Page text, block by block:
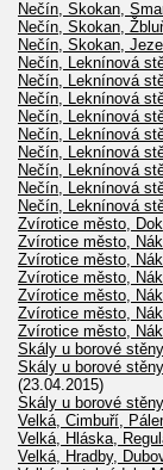
Nečín, Skokan,
Nečín, Skokan,
Nečín, Skokan,
Nečín, Leknínová
Nečín, Leknínová
Nečín, Leknínová
Nečín, Leknínová
Nečín, Leknínová
Nečín, Leknínová
Nečín, Leknínová
Nečín, Leknínová
Nečín, Leknínová
Zvírotice město,
Zvírotice město,
Zvírotice město,
Zvírotice město,
Zvírotice město,
Zvírotice město,
Zvírotice město,
Skály u borové
Skály u borové
(23.04.2015)
Skály u borové
Velká, Cimbuří,
Velká, Hláska,
Velká, Hradby,